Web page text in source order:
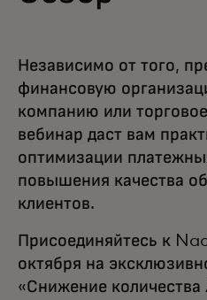
Независимо от того,
финансовую
компанию или
вебинар даст вам
оптимизации
повышения качества
клиентов.
Присоединяйтесь к
октября на
«Снижение